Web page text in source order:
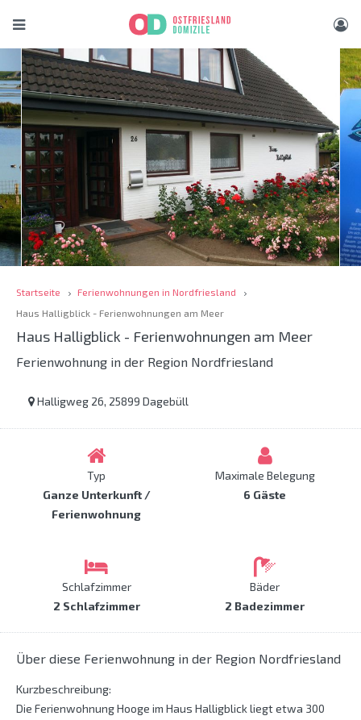
Startseite
Ferienwohnungen in Nordfriesland
Haus Halligblick - Ferienwohnungen am Meer
Haus Halligblick - Ferienwohnungen am Meer
Ferienwohnung in der Region Nordfriesland
Halligweg 26, 25899 Dagebüll
Typ
Ganze Unterkunft /
Ferienwohnung
Maximale Belegung
6 Gäste
Schlafzimmer
2 Schlafzimmer
Bäder
2 Badezimmer
Über diese Ferienwohnung in der Region Nordfriesland
Kurzbeschreibung:
Die Ferienwohnung Hooge im Haus Halligblick liegt etwa 300